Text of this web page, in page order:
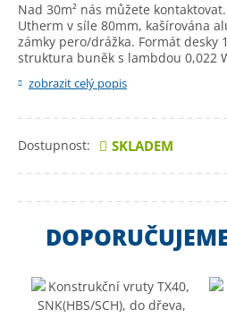
Nad 30m² nás můžete
Utherm v síle 80mm, kašírována
zámky pero/drážka. Formát desky
struktura buněk s lambdou 0,022
zobrazit celý popis
Dostupnost: SKLADEM